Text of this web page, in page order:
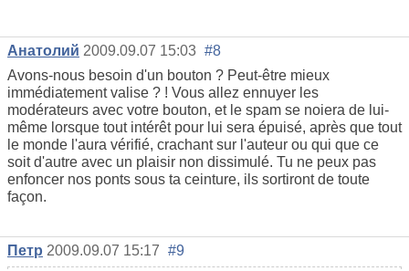
Анатолий 2009.09.07 15:03 #8
Avons-nous besoin d'un bouton ? Peut-être mieux
immédiatement valise ? ! Vous allez ennuyer les
modérateurs avec votre bouton, et le spam se noiera de lui-
même lorsque tout intérêt pour lui sera épuisé, après que tout
le monde l'aura vérifié, crachant sur l'auteur ou qui que ce
soit d'autre avec un plaisir non dissimulé. Tu ne peux pas
enfoncer nos ponts sous ta ceinture, ils sortiront de toute
façon.
Петр 2009.09.07 15:17 #9